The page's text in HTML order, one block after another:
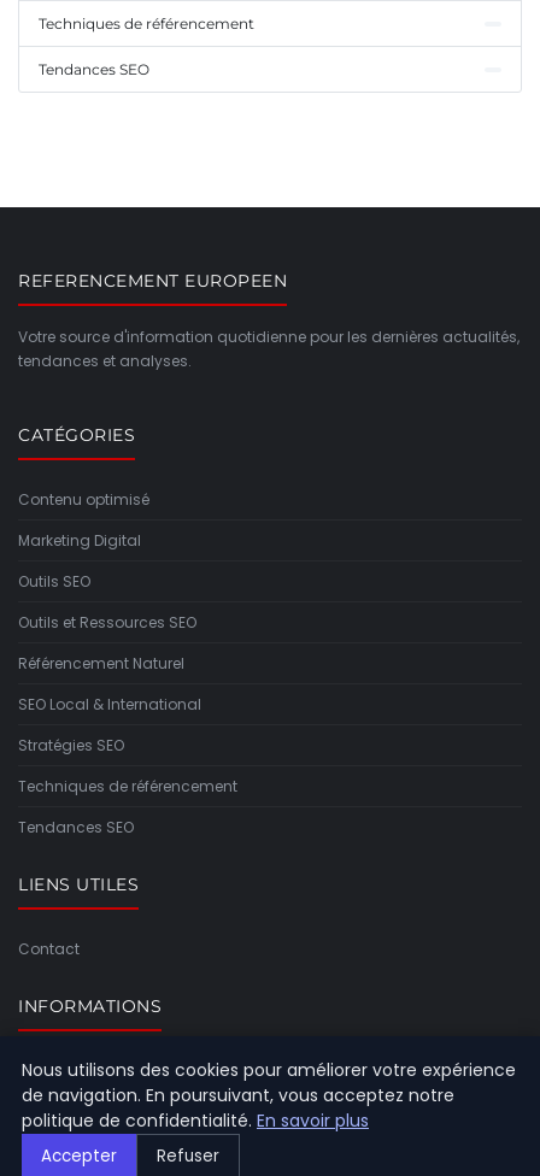
Techniques de référencement
Tendances SEO
REFERENCEMENT EUROPEEN
Votre source d'information quotidienne pour les dernières actualités,
tendances et analyses.
CATÉGORIES
Contenu optimisé
Marketing Digital
Outils SEO
Outils et Ressources SEO
Référencement Naturel
SEO Local & International
Stratégies SEO
Techniques de référencement
Tendances SEO
LIENS UTILES
Contact
INFORMATIONS
Plan du site
© 2026 Referencement Europeen. Tous droits réservés.
Nous utilisons des cookies pour améliorer votre expérience
de navigation. En poursuivant, vous acceptez notre
politique de confidentialité. En savoir plus
Accepter Refuser